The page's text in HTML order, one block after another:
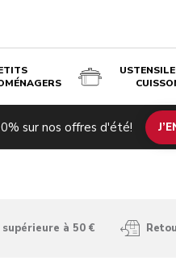
sur nos offres d'été!
à 50 €